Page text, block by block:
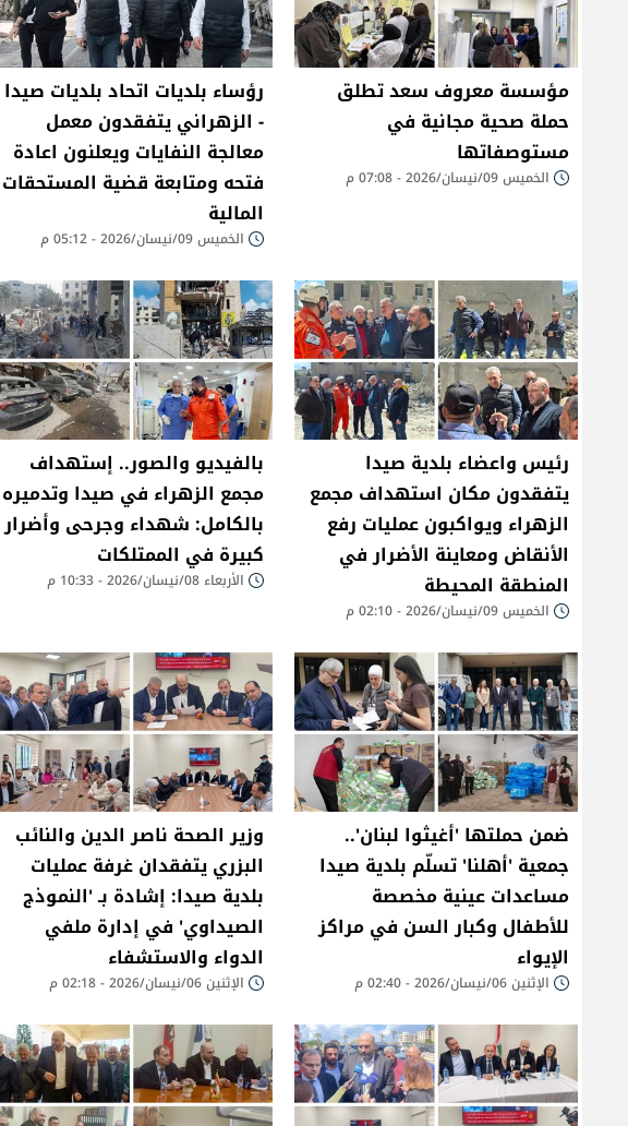
مؤسسة معروف سعد تطلق
حملة صحية مجانية في
مستوصفاتها
الخميس 09/نيسان/2026 - 07:08 م
رؤساء بلديات اتحاد بلديات صيدا
- الزهراني يتفقدون معمل
معالجة النفايات ويعلنون اعادة
فتحه ومتابعة قضية المستحقات
المالية
الخميس 09/نيسان/2026 - 05:12 م
​رئيس واعضاء بلدية صيدا
يتفقدون مكان استهداف مجمع
الزهراء ويواكبون عمليات رفع
الأنقاض ومعاينة الأضرار في
المنطقة المحيطة
الخميس 09/نيسان/2026 - 02:10 م
بالفيديو والصور.. إستهداف
مجمع الزهراء في صيدا وتدميره
بالكامل: شهداء وجرحى وأضرار
كبيرة في الممتلكات
الأربعاء 08/نيسان/2026 - 10:33 م
ضمن حملتها 'أغيثوا لبنان'..
جمعية 'أهلنا' تسلّم بلدية صيدا
مساعدات عينية مخصصة
للأطفال وكبار السن في مراكز
الإيواء
الإثنين 06/نيسان/2026 - 02:40 م
​وزير الصحة ناصر الدين والنائب
البزري يتفقدان غرفة عمليات
بلدية صيدا: إشادة بـ 'النموذج
الصيداوي' في إدارة ملفي
الدواء والاستشفاء
الإثنين 06/نيسان/2026 - 02:18 م